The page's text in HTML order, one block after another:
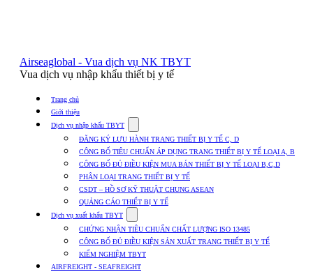
Airseaglobal - Vua dịch vụ NK TBYT
Vua dịch vụ nhập khẩu thiết bị y tế
Trang chủ
Giới thiệu
Dịch vụ nhập khẩu TBYT
submenu
for
Dịch
vụ
nhập
khẩu
TBYT
ĐĂNG KÝ LƯU HÀNH TRANG THIẾT BỊ Y TẾ C, D
CÔNG BỐ TIÊU CHUẨN ÁP DỤNG TRANG THIẾT BỊ Y TẾ LOẠI A, B
CÔNG BỐ ĐỦ ĐIỀU KIỆN MUA BÁN THIẾT BỊ Y TẾ LOẠI B,C,D
PHÂN LOẠI TRANG THIẾT BỊ Y TẾ
CSDT – HỒ SƠ KỸ THUẬT CHUNG ASEAN
QUẢNG CÁO THIẾT BỊ Y TẾ
Dịch vụ xuất khẩu TBYT
submenu
for
Dịch
vụ
xuất
CHỨNG NHẬN TIÊU CHUẨN CHẤT LƯỢNG ISO 13485
CÔNG BỐ ĐỦ ĐIỀU KIỆN SẢN XUẤT TRANG THIẾT BỊ Y TẾ
KIỂM NGHIỆM TBYT
AIRFREIGHT - SEAFREIGHT